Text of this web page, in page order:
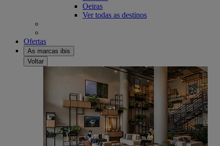
Oeiras
Ver todas as destinos
Ofertas
As marcas ibis
Voltar